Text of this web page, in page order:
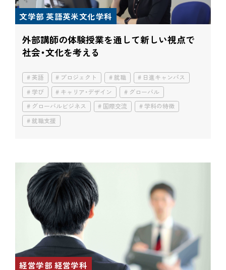
文学部 英語英米文化学科
外部講師の体験授業を通して新しい視点で
社会・文化を考える
英語 プロジェクト 就職
日進キャンパス
学び
キャリア・デザイン
グローバル
グローバルビジネス
国際交流
学科の特徴
就職支援
経営学部 経営学科